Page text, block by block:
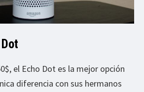
el Echo Dot es la mejor opción
diferencia con sus hermanos